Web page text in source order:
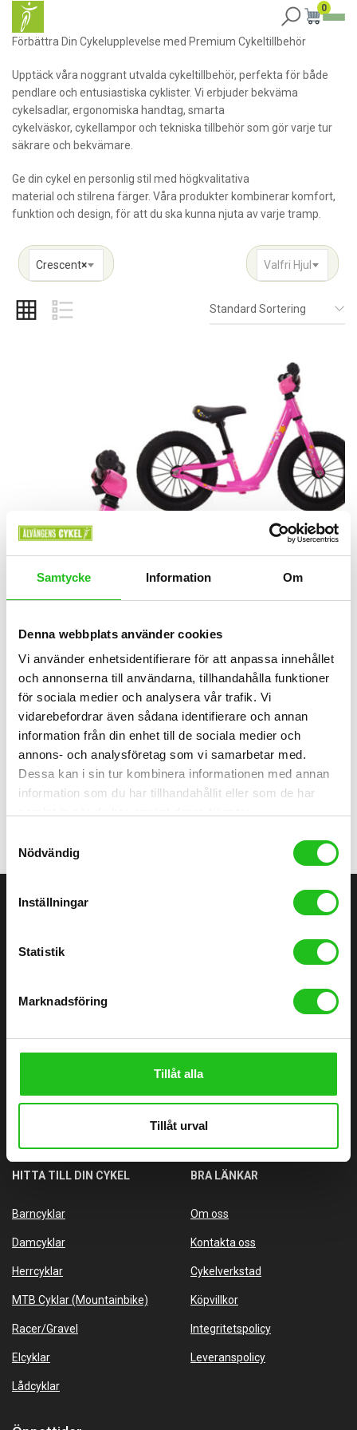
Samtycke Information Om
Denna webbplats använder cookies
Vi använder enhetsidentifierare för att anpassa innehållet
och annonserna till användarna, tillhandahålla funktioner
för sociala medier och analysera vår trafik. Vi
vidarebefordrar även sådana identifierare och annan
information från din enhet till de sociala medier och
annons- och analysföretag som vi samarbetar med.
Dessa kan i sin tur kombinera informationen med annan
information som du har tillhandahållit eller som de har
Nödvändig
Inställningar
Statistik
Marknadsföring
Tillåt alla
Tillåt urval
0
Förbättra Din Cykelupplevelse med Premium Cykeltillbehör
Upptäck våra noggrant utvalda cykeltillbehör, perfekta för både
pendlare och entusiastiska cyklister. Vi erbjuder bekväma
cykelsadlar, ergonomiska handtag, smarta
cykelväskor, cykellampor och tekniska tillbehör som gör varje tur
säkrare och bekvämare.
Ge din cykel en personlig stil med högkvalitativa
material och stilrena färger. Våra produkter kombinerar komfort,
funktion och design, för att du ska kunna njuta av varje tramp.
×
Crescent Valfri Hjul
Standard Sortering
Flickcykel
TWS Balanscykel 12″
999,00 kr
Älvängens Cykel erbjuder kvalitetscyklar och service sedan 1949.
Besök butiken i Älvängen eller handla enkelt online – alltid med
professionell montering och stort utbud.
0760051796
Göteborgsvägen 58, 446 32 Älvängen
HITTA TILL DIN CYKEL
Barncyklar
Damcyklar
Herrcyklar
MTB Cyklar (Mountainbike)
Racer/Gravel
Elcyklar
Lådcyklar
BRA LÄNKAR
Om oss
Kontakta oss
Cykelverkstad
Köpvillkor
Integritetspolicy
Leveranspolicy